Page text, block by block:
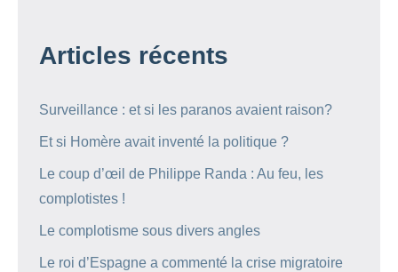
Articles récents
Surveillance : et si les paranos avaient raison?
Et si Homère avait inventé la politique ?
Le coup d’œil de Philippe Randa : Au feu, les
complotistes !
Le complotisme sous divers angles
Le roi d’Espagne a commenté la crise migratoire